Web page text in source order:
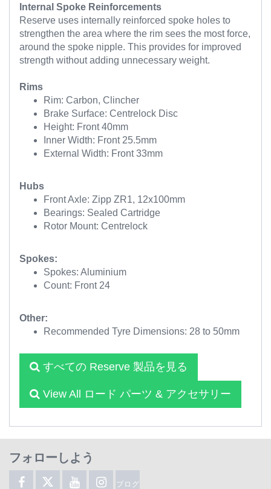
Internal Spoke Reinforcements
Reserve uses internally reinforced spoke holes to
strengthen the area where the rim sees the most force,
around the spoke nipple. This provides for improved
strength without adding unnecessary weight.
Rims
Rim: Carbon, Clincher
Brake Surface: Centrelock Disc
Height: Front 40mm
Inner Width: Front 25.5mm
External Width: Front 33mm
Hubs
Front Axle: Zipp ZR1, 12x100mm
Bearings: Sealed Cartridge
Rotor Mount: Centrelock
Spokes:
Spokes: Aluminium
Count: Front 24
Other:
Recommended Tyre Dimensions: 28 to 50mm
すべての Reserve 製品を見る
View All ロード パーツ & アクセサリー
フォローしよう
ブログ